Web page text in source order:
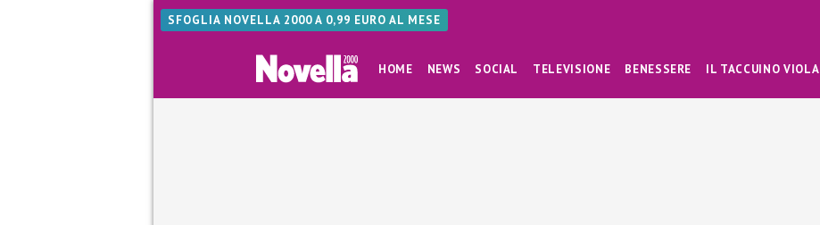
SFOGLIA NOVELLA 2000 A 0,99 EURO AL MESE
HOME NEWS SOCIAL TELEVISIONE BENESSERE IL TACCUINO VIOLA